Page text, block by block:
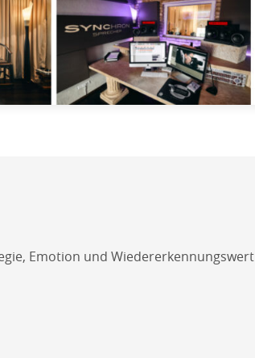
Emotion und Wiedererkennungswert